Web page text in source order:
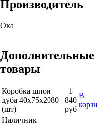
Производитель
Ока
Дополнительные
товары
Коробка шпон
дуба 40х75х2080
(шт)
1
840
руб
В
Наличник